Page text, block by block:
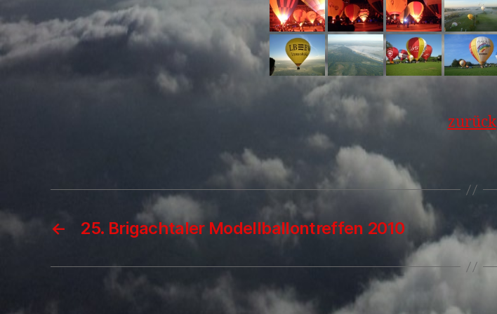
zurück
← 25. Brigachtaler Modellballontreffen 2010